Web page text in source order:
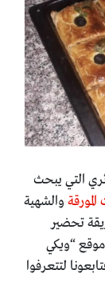
التي يبحث
المورقة والشهية
تحضير
“ويكي
لتتعرفوا